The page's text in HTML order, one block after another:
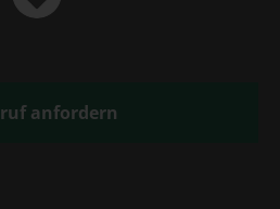
anfordern